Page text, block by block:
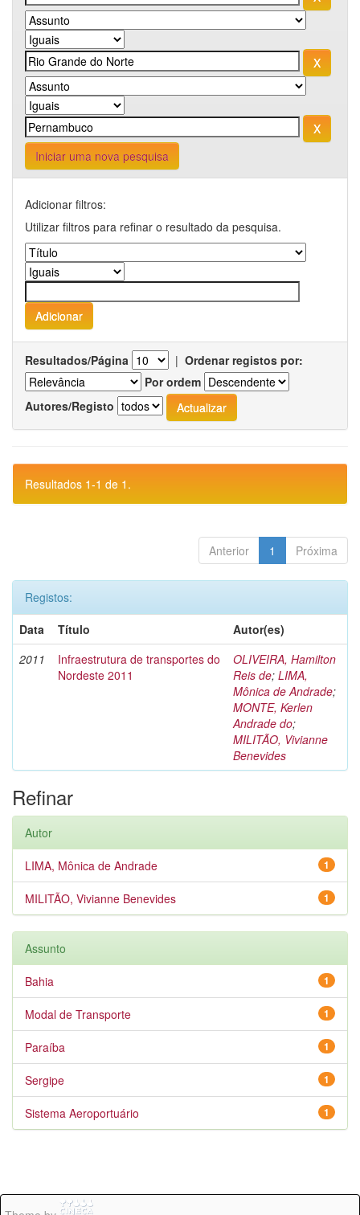
Iniciar uma nova pesquisa
Adicionar filtros:
Utilizar filtros para refinar o resultado da pesquisa.
Resultados/Página | Ordenar registos por:
Por ordem
Autores/Registo
Resultados 1-1 de 1.
Anterior 1 Próxima
Registos:
Data
Título
Autor(es)
2011
Infraestrutura de transportes do
Nordeste 2011
OLIVEIRA, Hamilton
Reis de; LIMA,
Mônica de Andrade;
MONTE, Kerlen
Andrade do;
MILITÃO, Vivianne
Benevides
Refinar
Autor
1
LIMA, Mônica de Andrade
1
MILITÃO, Vivianne Benevides
Assunto
1
Bahia
1
Modal de Transporte
1
Paraíba
1
Sergipe
1
Sistema Aeroportuário